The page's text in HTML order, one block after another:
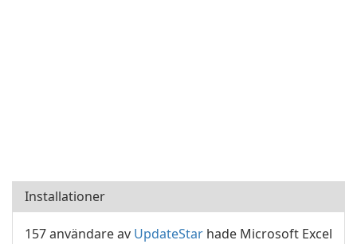
Installationer
157 användare av UpdateStar hade Microsoft Excel